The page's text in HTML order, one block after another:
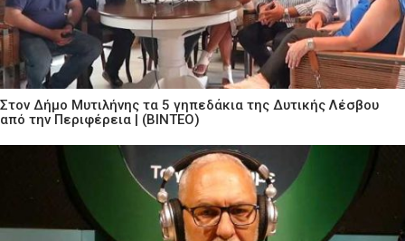
Στον Δήμο Μυτιλήνης τα 5 γηπεδάκια της Δυτικής Λέσβου
από την Περιφέρεια | (ΒΙΝΤΕΟ)